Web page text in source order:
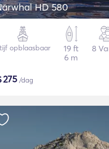
HD 580
opblaasbaar
19 ft
6 m
8
275 /dag